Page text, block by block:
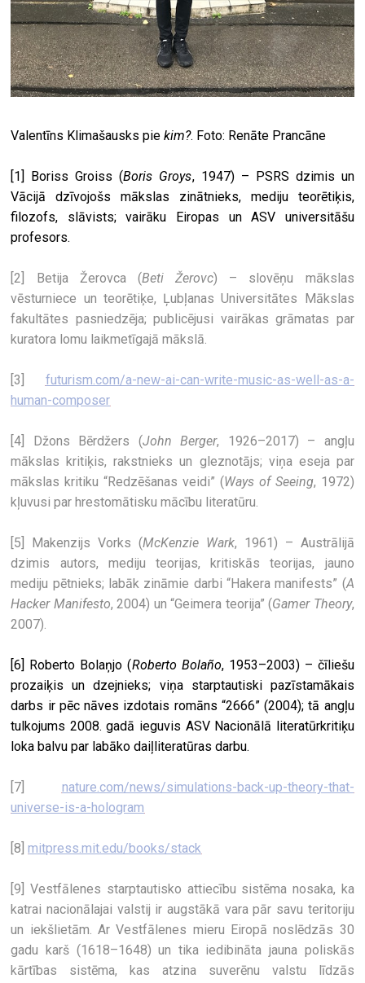
Valentīns Klimašausks piekim?. Foto: Renāte Prancāne
[1] Boriss Groiss (Boris Groys, 1947) – PSRS dzimis un
Vācijā dzīvojošs mākslas zinātnieks, mediju teorētiķis,
filozofs, slāvists; vairāku Eiropas un ASV universitāšu
profesors.
[2] Betija Žerovca (Beti Žerovc) – slovēņu mākslas
vēsturniece un teorētiķe, Ļubļanas Universitātes Mākslas
fakultātes pasniedzēja; publicējusi vairākas grāmatas par
kuratora lomu laikmetīgajā mākslā.
[3] futurism.com/a-new-ai-can-write-music-as-well-as-a-
human-composer
[4] Džons Bērdžers (John Berger, 1926–2017) – angļu
mākslas kritiķis, rakstnieks un gleznotājs; viņa eseja par
mākslas kritiku “Redzēšanas veidi” (Ways of Seeing, 1972)
kļuvusi par hrestomātisku mācību literatūru.
[5] Makenzijs Vorks (McKenzie Wark, 1961) – Austrālijā
dzimis autors, mediju teorijas, kritiskās teorijas, jauno
mediju pētnieks; labāk zināmie darbi “Hakera manifests” (A
Hacker Manifesto, 2004) un “Geimera teorija” (Gamer Theory,
2007).
[6] Roberto Bolaņjo (Roberto Bolaño, 1953–2003) – čīliešu
prozaiķis un dzejnieks; viņa starptautiski pazīstamākais
darbs ir pēc nāves izdotais romāns “2666” (2004); tā angļu
tulkojums 2008. gadā ieguvis ASV Nacionālā literatūrkritiķu
loka balvu par labāko daiļliteratūras darbu.
[7] nature.com/news/simulations-back-up-theory-that-
universe-is-a-hologram
[8]mitpress.mit.edu/books/stack
[9] Vestfālenes starptautisko attiecību sistēma nosaka, ka
katrai nacionālajai valstij ir augstākā vara pār savu teritoriju
un iekšlietām. Ar Vestfālenes mieru Eiropā noslēdzās 30
gadu karš (1618–1648) un tika iedibināta jauna poliskās
kārtības sistēma, kas atzina suverēnu valstu līdzās